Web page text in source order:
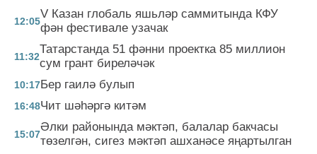
12:05
V Казан глобаль яшьләр саммитында КФУ
фән фестивале узачак
11:32
Татарстанда 51 фәнни проектка 85 миллион
сум грант биреләчәк
10:17Бер гаилә булып
16:48Чит шәһәргә китәм
15:07
Әлки районында мәктәп, балалар бакчасы
төзелгән, сигез мәктәп ашханәсе яңартылган